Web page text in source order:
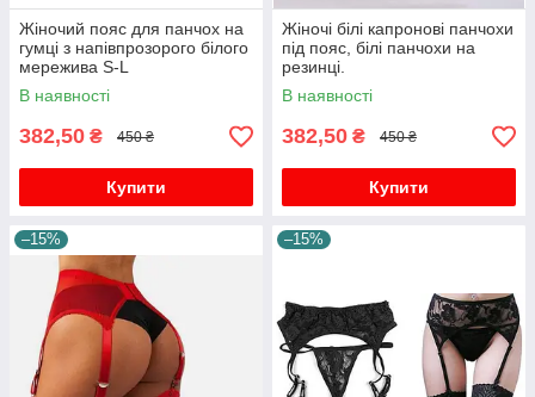
Жіночий пояс для панчох на
гумці з напівпрозорого білого
мережива S-L
В наявності
382,50 ₴ 450 ₴
Купити
Жіночі білі капронові панчохи
під пояс, білі панчохи на
резинці.
В наявності
382,50 ₴ 450 ₴
Купити
–15% –15%